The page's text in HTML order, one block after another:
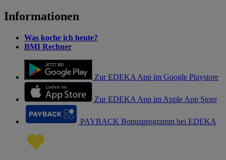
Informationen
Was koche ich heute?
BMI Rechner
Zur EDEKA App im Google Playstore
Zur EDEKA App im Apple App Store
PAYBACK Bonusprogramm bei EDEKA